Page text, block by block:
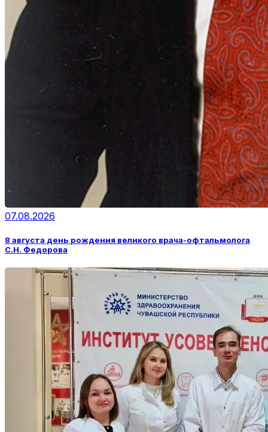
07.08.2026
8 августа день рождения великого врача-офтальмолога
С.Н. Федорова